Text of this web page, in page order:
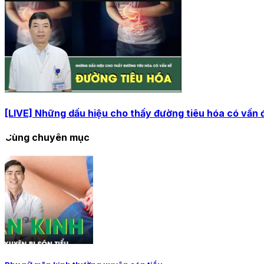
[LIVE] Những dấu hiệu cho thấy đường tiêu hóa có vấn
Cùng chuyên mục